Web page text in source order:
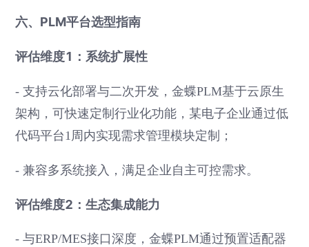
六、PLM平台选型指南
评估维度1：系统扩展性
- 支持云化部署与二次开发，金蝶PLM基于云原生
架构，可快速定制行业化功能，某电子企业通过低
代码平台1周内实现需求管理模块定制；
- 兼容多系统接入，满足企业自主可控需求。
评估维度2：生态集成能力
- 与ERP/MES接口深度，金蝶PLM通过预置适配器